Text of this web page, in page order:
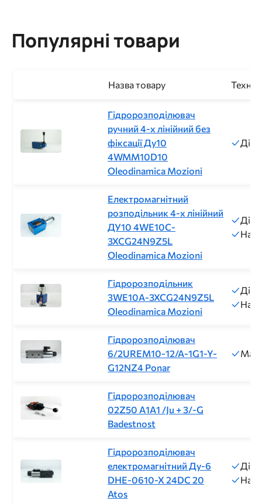
Популярні товари
Назва товару
Гідророзподілювач
ручний 4-х лінійний без
фіксації Ду10
4WMM10D10
Oleodinamica Mozioni
Електромагнітний
розподільник 4-х лінійний
ДУ10 4WE10C-
3XCG24N9Z5L
Oleodinamica Mozioni
Гідророзподільник
3WE10A-3XCG24N9Z5L
Oleodinamica Mozioni
Гідророзподілювач
6/2UREM10-12/A-1G1-Y-
G12NZ4 Ponar
Гідророзподілювач
02Z50 A1A1 /Ju + 3/-G
Badestnost
Гідророзподілювач
електромагнітний Ду-6
DHE-0610-X 24DC 20
Atos